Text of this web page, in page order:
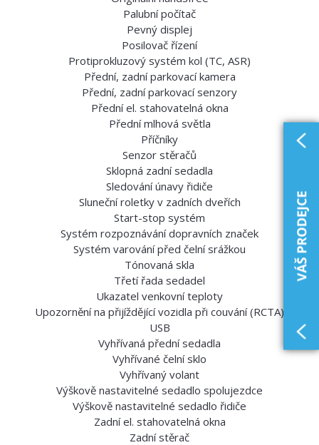
Palubní počítač
Pevný displej
Posilovač řízení
Protiprokluzový systém kol (TC, ASR)
Přední, zadní parkovací kamera
Přední, zadní parkovací senzory
Přední el. stahovatelná okna
Přední mlhová světla
Příčníky
Senzor stěračů
Sklopná zadní sedadla
Sledování únavy řidiče
Sluneční roletky v zadních dveřích
Start-stop systém
Systém rozpoznávání dopravních značek
Systém varování před čelní srážkou
Tónovaná skla
Třetí řada sedadel
Ukazatel venkovní teploty
Upozornění na přijíždějící vozidla při couvání (RCTA)
USB
Vyhřívaná přední sedadla
Vyhřívané čelní sklo
Vyhřívaný volant
Výškově nastavitelné sedadlo spolujezdce
Výškově nastavitelné sedadlo řidiče
Zadní el. stahovatelná okna
Zadní stěrač